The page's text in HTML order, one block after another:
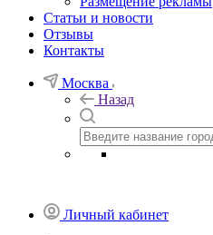
Статьи и новости
Отзывы
Контакты
Москва
Назад
Личный кабинет